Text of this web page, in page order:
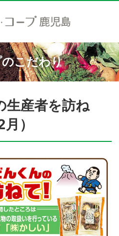
こだわり
生産者を訪ね
）